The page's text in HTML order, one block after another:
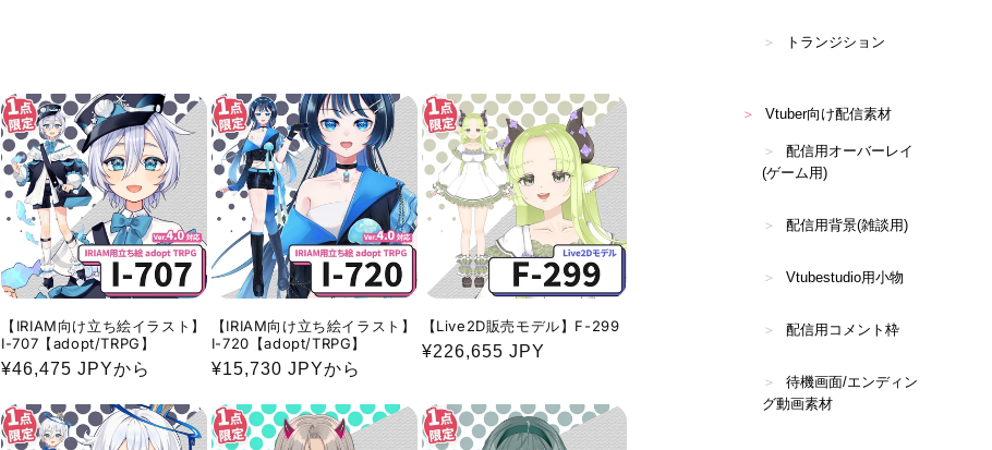
トランジション
Vtuber向け配信素材
配信用オーバーレイ
(ゲーム用)
配信用背景(雑談用)
Vtubestudio用小物
配信用コメント枠
待機画面/エンディン
グ動画素材
【IRIAM向け立ち絵イラスト】
I-707【adopt/TRPG】
通
価
格
¥46,475 JPYから
【IRIAM向け立ち絵イラスト】
I-720【adopt/TRPG】
通
価
格
¥15,730 JPYから
【Live2D販売モデル】F-299
通
価
格
¥226,655 JPY